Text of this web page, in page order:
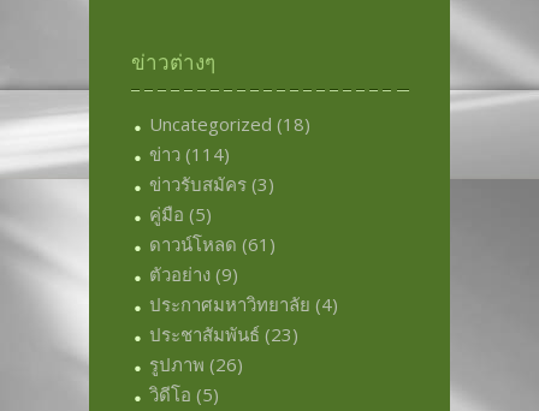
ข่าวต่างๆ
Uncategorized (18)
ข่าว (114)
ข่าวรับสมัคร (3)
คู่มือ (5)
ดาวน์โหลด (61)
ตัวอย่าง (9)
ประกาศมหาวิทยาลัย (4)
ประชาสัมพันธ์ (23)
รูปภาพ (26)
วิดีโอ (5)